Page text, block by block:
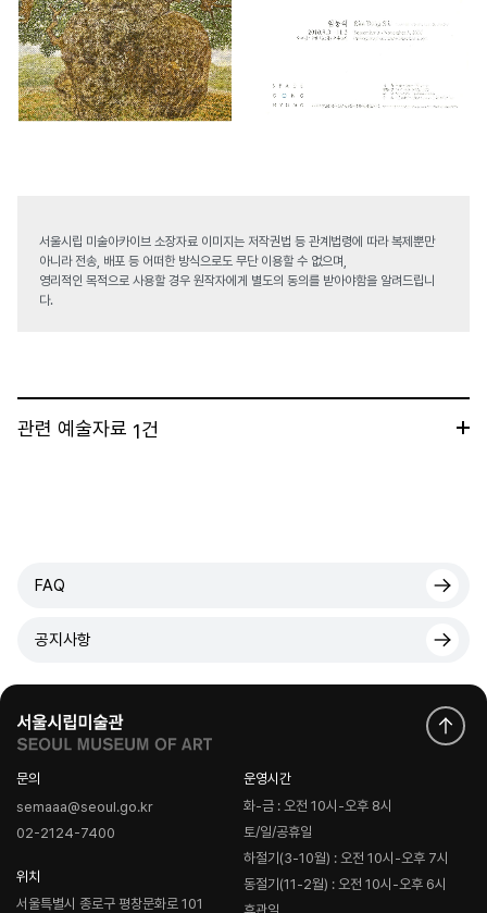
서울시립 미술아카이브 소장자료 이미지는 저작권법 등 관계법령에 따라 복제뿐만
아니라 전송, 배포 등 어떠한 방식으로도 무단 이용할 수 없으며,
영리적인 목적으로 사용할 경우 원작자에게 별도의 동의를 받아야함을 알려드립니
다.
관련 예술자료 1건
FAQ
공지사항
문의
semaaa@seoul.go.kr
02-2124-7400
위치
서울특별시 종로구 평창문화로 101
운영시간
화-금 : 오전 10시-오후 8시
토/일/공휴일
하절기(3-10월) : 오전 10시-오후 7시
동절기(11-2월) : 오전 10시-오후 6시